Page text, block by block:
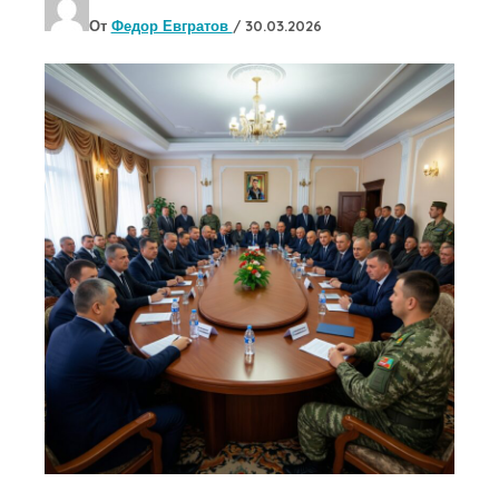
От Федор Евгратов / 30.03.2026